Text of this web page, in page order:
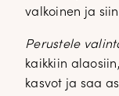
valkoinen ja
Perustele
kaikkiin
kasvot ja saa